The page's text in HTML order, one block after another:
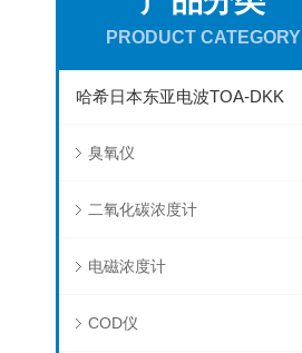
PRODUCT CATEGORY
哈希日本东亚电波TOA-DKK
臭氧仪
二氧化碳浓度计
电磁浓度计
COD仪